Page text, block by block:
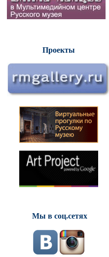
Проекты
Мы в соц.сетях